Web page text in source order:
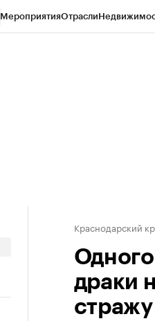
МероприятияОтрасли
Краснодарский
драки
стражу